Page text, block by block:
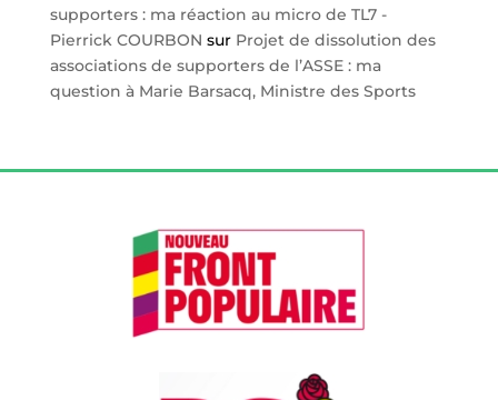
supporters : ma réaction au micro de TL7 -
Pierrick COURBON sur Projet de dissolution des
associations de supporters de l’ASSE : ma
question à Marie Barsacq, Ministre des Sports